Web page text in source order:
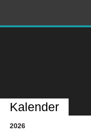
Kalender
2026